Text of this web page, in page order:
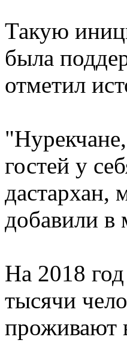
Такую
была
отметил
гостей у
дастархан,
добавили в
На 2018
тысячи
проживают